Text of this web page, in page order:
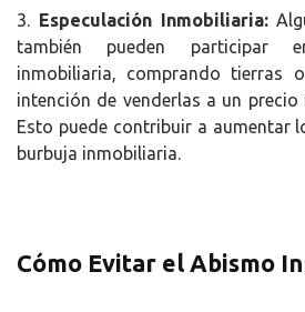
3. Especulación Inmobiliaria:
también pueden participar
inmobiliaria, comprando tierras
intención de venderlas a un
Esto puede contribuir a aumentar
burbuja inmobiliaria.
Cómo Evitar el Abismo